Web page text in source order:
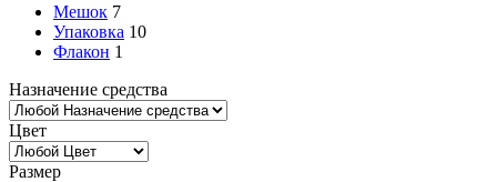
Мешок 7
Упаковка 10
Флакон 1
Назначение средства
Цвет
Размер